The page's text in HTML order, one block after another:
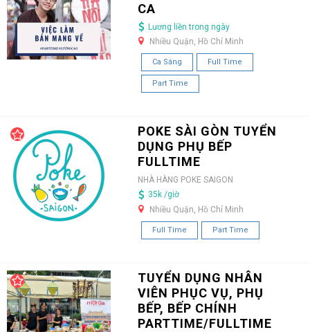
CA
Lương liền trong ngày
Nhiều Quận, Hồ Chí Minh
Ca Sáng Full Time
Part Time
POKE SÀI GÒN TUYỂN
DỤNG PHỤ BẾP
FULLTIME
NHÀ HÀNG POKE SAIGON
35k /giờ
Nhiều Quận, Hồ Chí Minh
Full Time Part Time
TUYỂN DỤNG NHÂN
VIÊN PHỤC VỤ, PHỤ
BẾP, BẾP CHÍNH
PARTTIME/FULLTIME